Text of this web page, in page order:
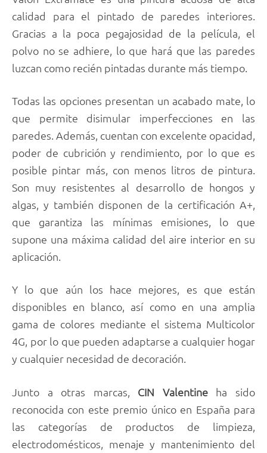
calidad para el pintado de paredes interiores.
Gracias a la poca pegajosidad de la película, el
polvo no se adhiere, lo que hará que las paredes
luzcan como recién pintadas durante más tiempo.
Todas las opciones presentan un acabado mate, lo
que permite disimular imperfecciones en las
paredes. Además, cuentan con excelente opacidad,
poder de cubrición y rendimiento, por lo que es
posible pintar más, con menos litros de pintura.
Son muy resistentes al desarrollo de hongos y
algas, y también disponen de la certificación A+,
que garantiza las mínimas emisiones, lo que
supone una máxima calidad del aire interior en su
aplicación.
Y lo que aún los hace mejores, es que están
disponibles en blanco, así como en una amplia
gama de colores mediante el sistema Multicolor
4G, por lo que pueden adaptarse a cualquier hogar
y cualquier necesidad de decoración.
Junto a otras marcas, CIN Valentineha sido
reconocida con este premio único en España para
las categorías de productos de limpieza,
electrodomésticos, menaje y mantenimiento del